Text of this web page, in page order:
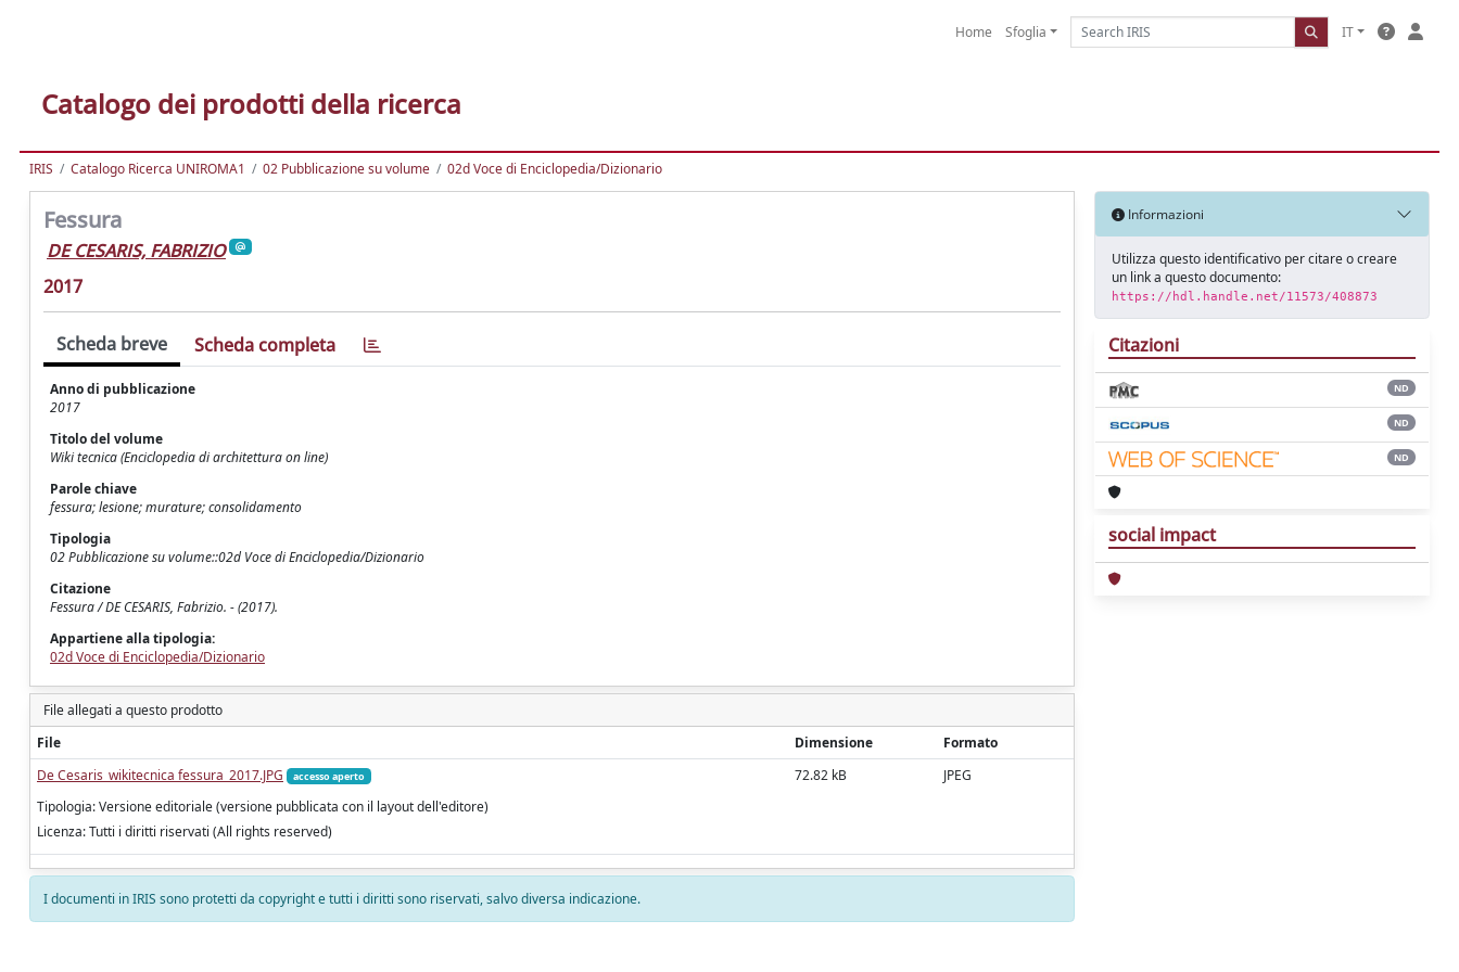
Home Sfoglia IT
Catalogo dei prodotti della ricerca
IRIS Catalogo Ricerca UNIROMA1 02 Pubblicazione su volume 02d Voce di Enciclopedia/Dizionario
Fessura
DE CESARIS, FABRIZIO
2017
Scheda breve Scheda completa
Anno di pubblicazione
2017
Titolo del volume
Wiki tecnica (Enciclopedia di architettura on line)
Parole chiave
fessura; lesione; murature; consolidamento
Tipologia
02 Pubblicazione su volume::02d Voce di Enciclopedia/Dizionario
Citazione
Fessura / DE CESARIS, Fabrizio. - (2017).
Appartiene alla tipologia:
02d Voce di Enciclopedia/Dizionario
File allegati a questo prodotto
File
Dimensione
Formato
De Cesaris_wikitecnica fessura_2017.JPG
accesso aperto
Tipologia: Versione editoriale (versione pubblicata con il layout dell'editore)
Licenza: Tutti i diritti riservati (All rights reserved)
72.82 kB JPEG
I documenti in IRIS sono protetti da copyright e tutti i diritti sono riservati, salvo diversa indicazione.
Informazioni
Utilizza questo identificativo per citare o creare
un link a questo documento:
https://hdl.handle.net/11573/408873
Citazioni
ND
ND
ND
social impact